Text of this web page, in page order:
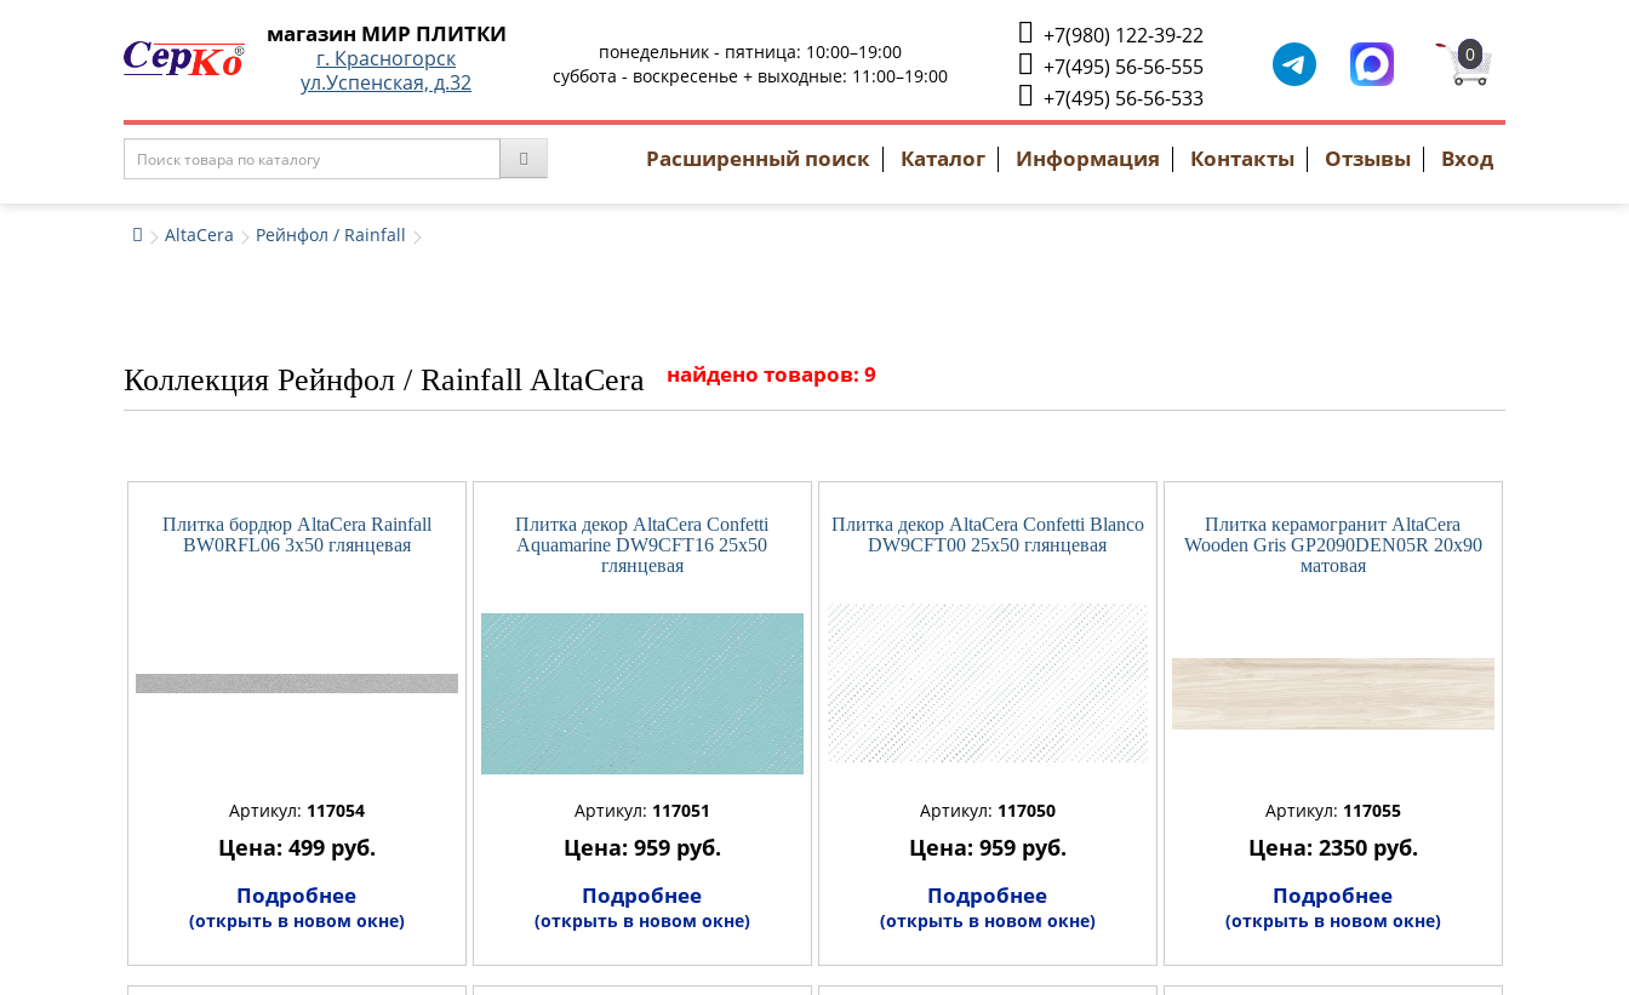
магазин МИР ПЛИТКИ
г. Красногорск
ул.Успенская, д.32
понедельник - пятница: 10:00–19:00
суббота - воскресенье + выходные: 11:00–19:00
+7(980) 122-39-22
+7(495) 56-56-555
+7(495) 56-56-533
0
Расширенный поиск Каталог Информация Контакты Отзывы Вход
AltaCera Рейнфол / Rainfall
Коллекция Рейнфол / Rainfall AltaCera найдено товаров: 9
Плитка бордюр AltaCera Rainfall
BW0RFL06 3x50 глянцевая
Артикул: 117054
Цена: 499 руб.
Подробнее
(открыть в новом окне)
Плитка декор AltaCera Confetti
Aquamarine DW9CFT16 25x50
глянцевая
Артикул: 117051
Цена: 959 руб.
Подробнее
(открыть в новом окне)
Плитка декор AltaCera Confetti Blanco
DW9CFT00 25x50 глянцевая
Артикул: 117050
Цена: 959 руб.
Подробнее
(открыть в новом окне)
Плитка керамогранит AltaCera
Wooden Gris GP2090DEN05R 20x90
матовая
Артикул: 117055
Цена: 2350 руб.
Подробнее
(открыть в новом окне)